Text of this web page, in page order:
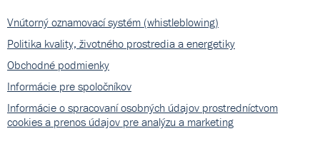
Vnútorný oznamovací systém (whistleblowing)
Politika kvality, životného prostredia a energetiky
Obchodné podmienky
Informácie pre spoločníkov
Informácie o spracovaní osobných údajov prostredníctvom
cookies a prenos údajov pre analýzu a marketing